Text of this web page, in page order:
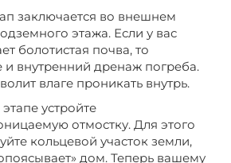
заключается во внешнем
этажа. Если у вас
болотистая почва, то
и внутренний дренаж погреба.
влаге проникать внутрь.
устройте
отмостку. Для этого
кольцевой участок земли,
дом. Теперь вашему